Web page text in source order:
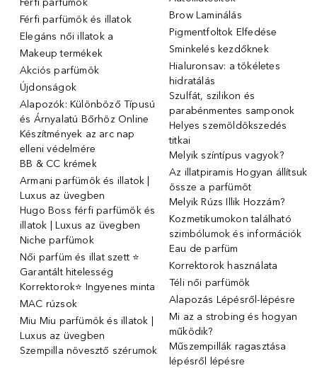
Férfi parfümök
Férfi parfümök és illatok
Elegáns női illatok ️a
Makeup termékek
Akciós parfümök
Újdonságok
Alapozók: Különböző Típusú
és Árnyalatú Bőrhöz Online
Készítmények az arc nap
elleni védelmére
BB & CC krémek
Armani parfümök és illatok |
Luxus az üvegben
Hugo Boss férfi parfümök és
illatok | Luxus az üvegben
Niche parfümok
Női parfüm és illat szett ⭐
Garantált hitelesség
Korrektorok⭐ Ingyenes minta
MAC rúzsok
Miu Miu parfümök és illatok |
Luxus az üvegben
Szempilla növesztő szérumok
Brow Laminálás
Pigmentfoltok Elfedése
Sminkelés kezdőknek
Hialuronsav: a tökéletes
hidratálás
Szulfát, szilikon és
parabénmentes samponok
Helyes szemöldökszedés
titkai
Melyik színtípus vagyok?
Az illatpiramis Hogyan állítsuk
össze a parfümöt
Melyik Rúzs Illik Hozzám?
Kozmetikumokon található
szimbólumok és információk
Eau de parfüm
Korrektorok használata
Téli női parfümök
Alapozás Lépésről-lépésre
Mi az a strobing és hogyan
működik?
Műszempillák ragasztása
lépésről lépésre